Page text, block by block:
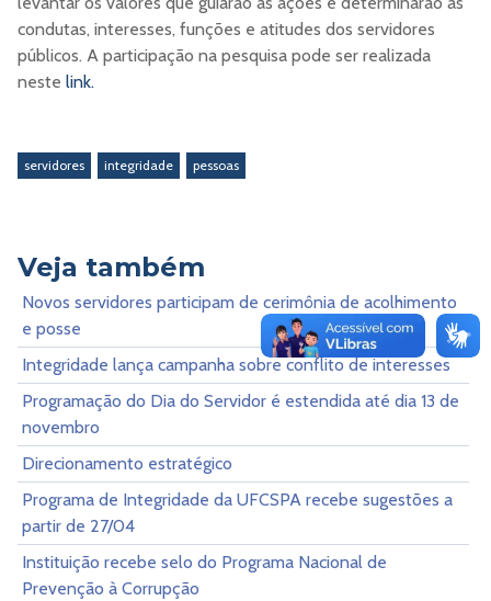
condutas, interesses, funções e atitudes dos servidores
públicos. A participação na pesquisa pode ser realizada
neste link.
servidores integridade pessoas
Veja também
Novos servidores participam de cerimônia de acolhimento
e posse
Integridade lança campanha sobre conflito de interesses
Programação do Dia do Servidor é estendida até dia 13 de
novembro
Direcionamento estratégico
Programa de Integridade da UFCSPA recebe sugestões a
partir de 27/04
Instituição recebe selo do Programa Nacional de
Prevenção à Corrupção